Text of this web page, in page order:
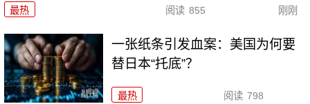
最热 阅读 855 刚刚
一张纸条引发血案：美国为何要
替日本“托底”？
最热 阅读 798